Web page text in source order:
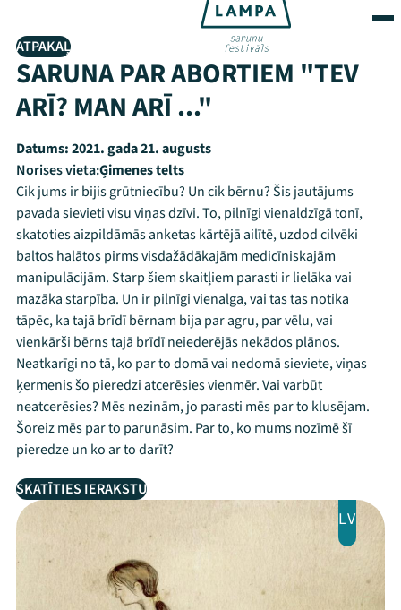
ATPAKAĻ
SARUNA PAR ABORTIEM "TEV
ARĪ? MAN ARĪ ..."
Datums:2021. gada 21. augusts
Norises vieta:Ģimenes telts
Cik jums ir bijis grūtniecību? Un cik bērnu? Šis jautājums
pavada sievieti visu viņas dzīvi. To, pilnīgi vienaldzīgā tonī,
skatoties aizpildāmās anketas kārtējā ailītē, uzdod cilvēki
baltos halātos pirms visdažādākajām medicīniskajām
manipulācijām. Starp šiem skaitļiem parasti ir lielāka vai
mazāka starpība. Un ir pilnīgi vienalga, vai tas tas notika
tāpēc, ka tajā brīdī bērnam bija par agru, par vēlu, vai
vienkārši bērns tajā brīdī neiederējās nekādos plānos.
Neatkarīgi no tā, ko par to domā vai nedomā sieviete, viņas
ķermenis šo pieredzi atcerēsies vienmēr. Vai varbūt
neatcerēsies? Mēs nezinām, jo parasti mēs par to klusējam.
Šoreiz mēs par to parunāsim. Par to, ko mums nozīmē šī
pieredze un ko ar to darīt?
SKATĪTIES IERAKSTU
LV